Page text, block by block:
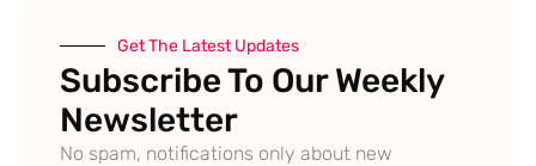
Get The Latest Updates
Subscribe To Our Weekly
Newsletter
No spam, notifications only about new